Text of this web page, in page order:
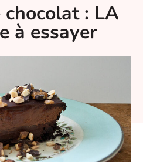
: LA
à essayer